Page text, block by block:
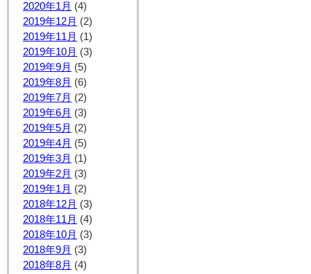
2020年1月 (4)
2019年12月 (2)
2019年11月 (1)
2019年10月 (3)
2019年9月 (5)
2019年8月 (6)
2019年7月 (2)
2019年6月 (3)
2019年5月 (2)
2019年4月 (5)
2019年3月 (1)
2019年2月 (3)
2019年1月 (2)
2018年12月 (3)
2018年11月 (4)
2018年10月 (3)
2018年9月 (3)
2018年8月 (4)